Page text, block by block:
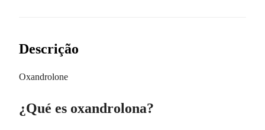
Descrição
Oxandrolone
¿Qué es oxandrolona?